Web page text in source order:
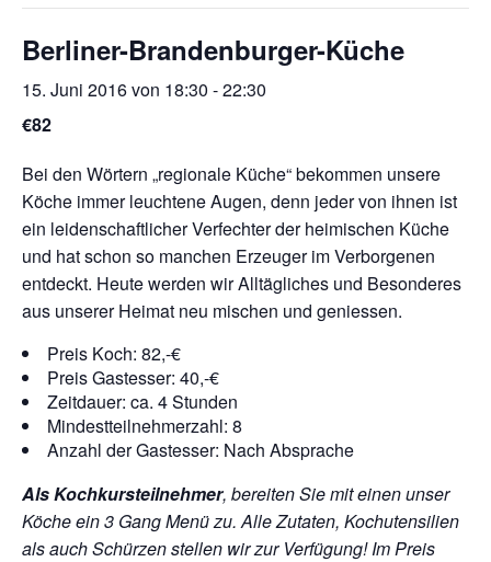
Berliner-Brandenburger-Küche
15. Juni 2016 von 18:30 -22:30
€82
Bei den Wörtern „regionale Küche“ bekommen unsere
Köche immer leuchtene Augen, denn jeder von ihnen ist
ein leidenschaftlicher Verfechter der heimischen Küche
und hat schon so manchen Erzeuger im Verborgenen
entdeckt. Heute werden wir Alltägliches und Besonderes
aus unserer Heimat neu mischen und geniessen.
Preis Koch: 82,-€
Preis Gastesser: 40,-€
Zeitdauer: ca. 4 Stunden
Mindestteilnehmerzahl: 8
Anzahl der Gastesser: Nach Absprache
Als Kochkursteilnehmer, bereiten Sie mit einen unser
Köche ein 3 Gang Menü zu. Alle Zutaten, Kochutensilien
als auch Schürzen stellen wir zur Verfügung!Im Preis